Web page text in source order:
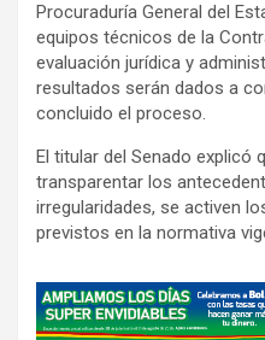
Procuraduría General del
equipos técnicos de la
evaluación jurídica y
resultados serán dados a
concluido el proceso.
El titular del Senado explicó
transparentar los
irregularidades, se activen
previstos en la normativa
A
d